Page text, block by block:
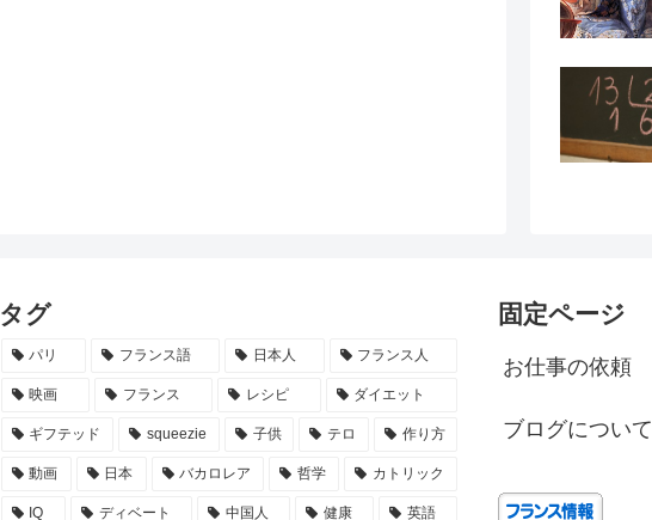
タグ
パリ フランス語 日本人 フランス人
映画 フランス レシピ ダイエット
ギフテッド squeezie 子供 テロ 作り方
動画 日本 バカロレア 哲学 カトリック
IQ ディベート 中国人 健康 英語
固定ページ
お仕事の依頼
ブログについて